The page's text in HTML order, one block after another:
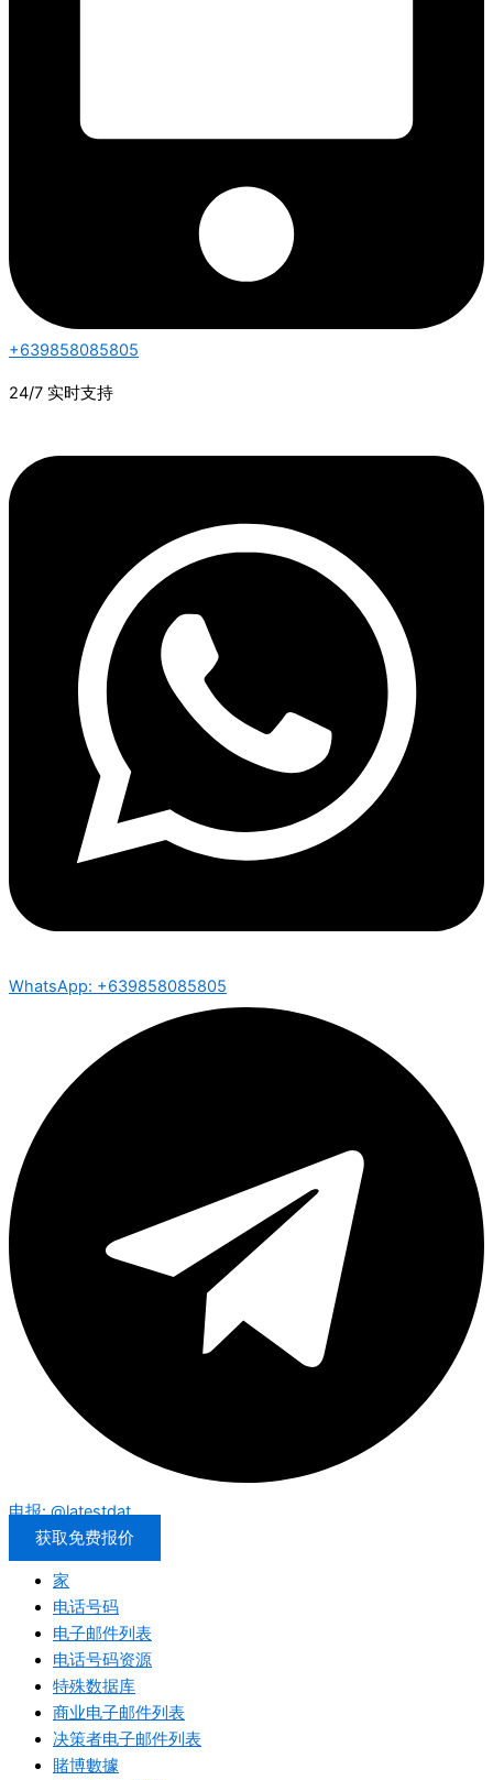
+639858085805
24/7 实时支持
WhatsApp: +639858085805
电报: @latestdat
获取免费报价
家
电话号码
电子邮件列表
电话号码资源
特殊数据库
商业电子邮件列表
决策者电子邮件列表
賭博數據